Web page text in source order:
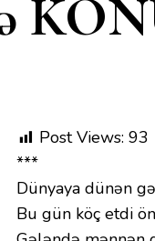
Post Views: 93
***
Dünyaya dünən
Bu gün köç etdi